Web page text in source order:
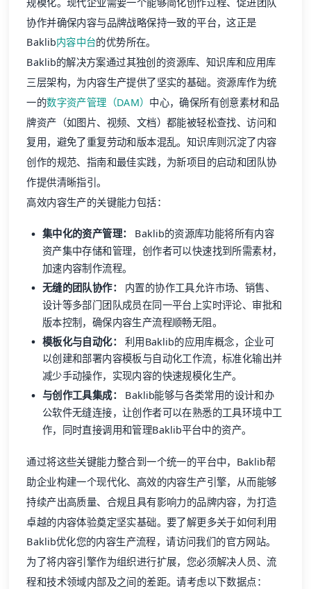
协作并确保内容与品牌战略保持一致的平台，这正是
Baklib内容中台的优势所在。
Baklib的解决方案通过其独创的资源库、知识库和应用库
三层架构，为内容生产提供了坚实的基础。资源库作为统
一的数字资产管理（DAM） 中心，确保所有创意素材和品
牌资产（如图片、视频、文档）都能被轻松查找、访问和
复用，避免了重复劳动和版本混乱。知识库则沉淀了内容
创作的规范、指南和最佳实践，为新项目的启动和团队协
作提供清晰指引。
高效内容生产的关键能力包括：
集中化的资产管理：
Baklib的资源库功能将所有内容
资产集中存储和管理，创作者可以快速找到所需素材，
加速内容制作流程。
无缝的团队协作：
内置的协作工具允许市场、销售、
设计等多部门团队成员在同一平台上实时评论、审批和
版本控制，确保内容生产流程顺畅无阻。
模板化与自动化：
利用Baklib的应用库概念，企业可
以创建和部署内容模板与自动化工作流，标准化输出并
减少手动操作，实现内容的快速规模化生产。
与创作工具集成：
Baklib能够与各类常用的设计和办
公软件无缝连接，让创作者可以在熟悉的工具环境中工
作，同时直接调用和管理Baklib平台中的资产。
通过将这些关键能力整合到一个统一的平台中，Baklib帮
助企业构建一个现代化、高效的内容生产引擎，从而能够
持续产出高质量、合规且具有影响力的品牌内容，为打造
卓越的内容体验奠定坚实基础。要了解更多关于如何利用
Baklib优化您的内容生产流程，请访问我们的官方网站。
为了将内容引擎作为组织进行扩展，您必须解决人员、流
程和技术领域内部及之间的差距。请考虑以下数据点：